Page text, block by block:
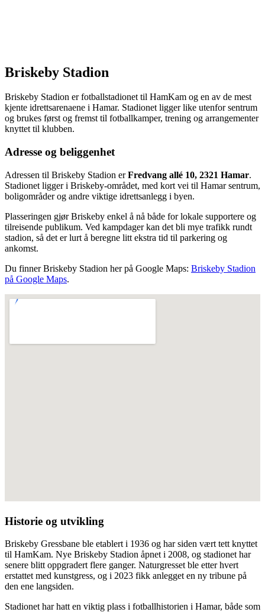
Briskeby Stadion
Briskeby Stadion er fotballstadionet til HamKam og en av de mest
kjente idrettsarenaene i Hamar. Stadionet ligger like utenfor sentrum
og brukes først og fremst til fotballkamper, trening og arrangementer
knyttet til klubben.
Adresse og beliggenhet
Adressen til Briskeby Stadion erFredvang allé 10, 2321 Hamar.
Stadionet ligger i Briskeby-området, med kort vei til Hamar sentrum,
boligområder og andre viktige idrettsanlegg i byen.
Plasseringen gjør Briskeby enkel å nå både for lokale supportere og
tilreisende publikum. Ved kampdager kan det bli mye trafikk rundt
stadion, så det er lurt å beregne litt ekstra tid til parkering og
ankomst.
Du finner Briskeby Stadion her på Google Maps: Briskeby Stadion
på Google Maps.
Historie og utvikling
Briskeby Gressbane ble etablert i 1936 og har siden vært tett knyttet
til HamKam. Nye Briskeby Stadion åpnet i 2008, og stadionet har
senere blitt oppgradert flere ganger. Naturgresset ble etter hvert
erstattet med kunstgress, og i 2023 fikk anlegget en ny tribune på
den ene langsiden.
Stadionet har hatt en viktig plass i fotballhistorien i Hamar, både som